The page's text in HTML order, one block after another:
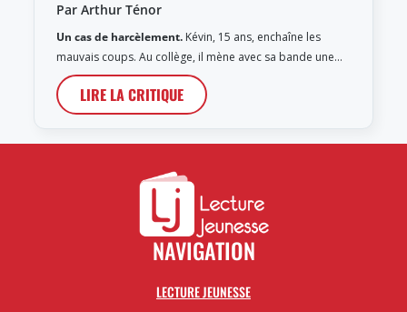
Par Arthur Ténor
Un cas de harcèlement. Kévin, 15 ans, enchaîne les
mauvais coups. Au collège, il mène avec sa bande une…
LIRE LA CRITIQUE
NAVIGATION
LECTURE JEUNESSE